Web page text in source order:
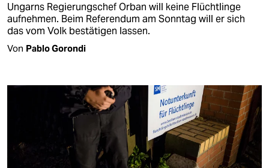
Ungarns Regierungschef Orban will keine Flüchtlinge
aufnehmen. Beim Referendum am Sonntag will er sich
das vom Volk bestätigen lassen.
Von Pablo Gorondi